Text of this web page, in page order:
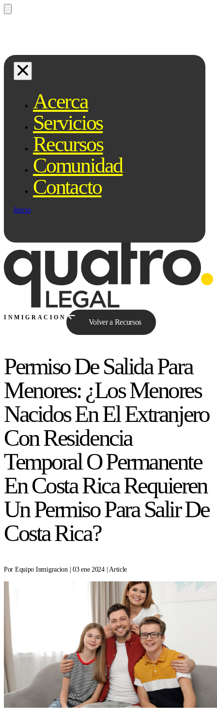
Preguntale a Qe...
Acerca
Servicios
Recursos
Comunidad
Contacto
Inicio
INMIGRACION
Volver a Recursos
Permiso De Salida Para
Menores: ¿Los Menores
Nacidos En El Extranjero
Con Residencia
Temporal O Permanente
En Costa Rica Requieren
Un Permiso Para Salir De
Costa Rica?
Por Equipo Inmigracion | 03 ene 2024 | Article